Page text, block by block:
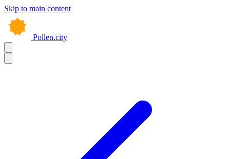
Skip to main content
Pollen.city